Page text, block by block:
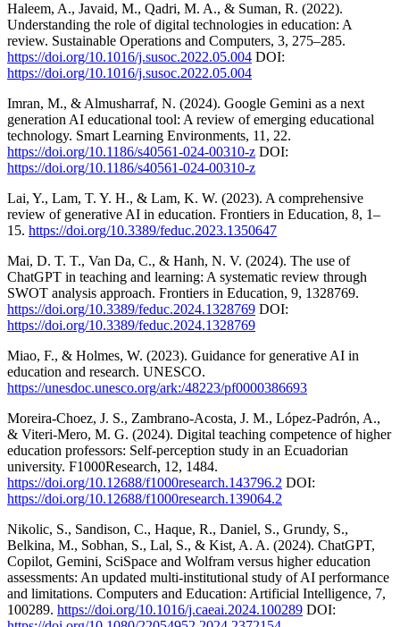
Haleem, A., Javaid, M., Qadri, M. A., & Suman, R. (2022).
Understanding the role of digital technologies in education: A
review. Sustainable Operations and Computers, 3, 275–285.
https://doi.org/10.1016/j.susoc.2022.05.004 DOI:
https://doi.org/10.1016/j.susoc.2022.05.004
Imran, M., & Almusharraf, N. (2024). Google Gemini as a next
generation AI educational tool: A review of emerging educational
technology. Smart Learning Environments, 11, 22.
https://doi.org/10.1186/s40561-024-00310-z DOI:
https://doi.org/10.1186/s40561-024-00310-z
Lai, Y., Lam, T. Y. H., & Lam, K. W. (2023). A comprehensive
review of generative AI in education. Frontiers in Education, 8, 1–
15. https://doi.org/10.3389/feduc.2023.1350647
Mai, D. T. T., Van Da, C., & Hanh, N. V. (2024). The use of
ChatGPT in teaching and learning: A systematic review through
SWOT analysis approach. Frontiers in Education, 9, 1328769.
https://doi.org/10.3389/feduc.2024.1328769 DOI:
https://doi.org/10.3389/feduc.2024.1328769
Miao, F., & Holmes, W. (2023). Guidance for generative AI in
education and research. UNESCO.
https://unesdoc.unesco.org/ark:/48223/pf0000386693
Moreira-Choez, J. S., Zambrano-Acosta, J. M., López-Padrón, A.,
& Viteri-Mero, M. G. (2024). Digital teaching competence of higher
education professors: Self-perception study in an Ecuadorian
university. F1000Research, 12, 1484.
https://doi.org/10.12688/f1000research.143796.2 DOI:
https://doi.org/10.12688/f1000research.139064.2
Nikolic, S., Sandison, C., Haque, R., Daniel, S., Grundy, S.,
Belkina, M., Sobhan, S., Lal, S., & Kist, A. A. (2024). ChatGPT,
Copilot, Gemini, SciSpace and Wolfram versus higher education
assessments: An updated multi-institutional study of AI performance
and limitations. Computers and Education: Artificial Intelligence, 7,
100289. https://doi.org/10.1016/j.caeai.2024.100289 DOI: